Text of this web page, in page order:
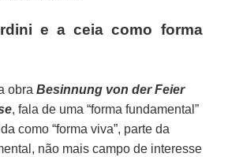
e a ceia como forma
obraBesinnung von der Feier
, fala de uma “forma fundamental”
como “forma viva”, parte da
não mais campo de interesse